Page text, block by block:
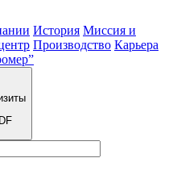
История Миссия и
Производство Карьера